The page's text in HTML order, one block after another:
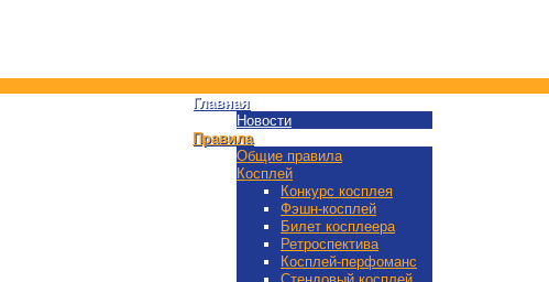
Главная
Новости
Правила
Общие правила
Косплей
Конкурс косплея
Фэшн-косплей
Билет косплеера
Ретроспектива
Косплей-перфоманс